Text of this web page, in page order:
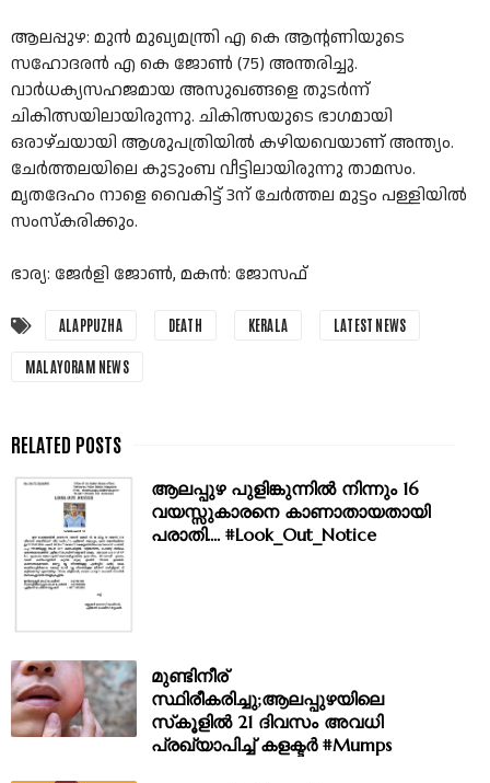
ആലപ്പുഴ: മുൻ മുഖ്യമന്ത്രി എ കെ ആന്റണിയുടെ
സഹോദരൻ എ കെ ജോൺ (75) അന്തരിച്ചു.
വാർധക്യസഹജമായ അസുഖങ്ങളെ തുടർന്ന്‌
ചികിത്സയിലായിരുന്നു. ചികിത്സയുടെ ഭാഗമായി
ഒരാഴ്ചയായി ആശുപത്രിയിൽ കഴിയവെയാണ്‌ അന്ത്യം.
ചേർത്തലയിലെ കുടുംബ വീട്ടിലായിരുന്നു താമസം.
മൃതദേഹം നാളെ വൈകിട്ട് 3ന് ചേർത്തല മുട്ടം പള്ളിയിൽ
സംസ്‌കരിക്കും.
‌ഭാര്യ: ജേർളി ജോൺ, ‌മകൻ: ജോസഫ്
ALAPPUZHA DEATH KERALA LATEST NEWS
MALAYORAM NEWS
ആലപ്പുഴ പുളിങ്കുന്നിൽ നിന്നും 16
വയസ്സുകാരനെ കാണാതായതായി
പരാതി.... #Look_Out_Notice
മുണ്ടിനീര്
സ്ഥിരീകരിച്ചു;ആലപ്പുഴയിലെ
സ്‌കൂളില്‍ 21 ദിവസം അവധി
പ്രഖ്യാപിച്ച് കളക്ടർ #Mumps